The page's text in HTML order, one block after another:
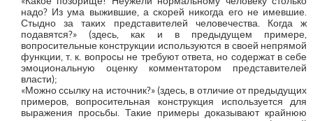
надо? Из ума выжившие, а скорей никогда его не имевшие.
Стыдно за таких представителей человечества. Когда ж
подавятся?» (здесь, как и в предыдущем примере,
вопросительные конструкции используются в своей непрямой
функции, т. к. вопросы не требуют ответа, но содержат в себе
эмоциональную оценку комментатором представителей
власти);
«Можно ссылку на источник?» (здесь, в отличие от предыдущих
примеров, вопросительная конструкция используется для
выражения просьбы. Такие примеры доказывают крайнюю